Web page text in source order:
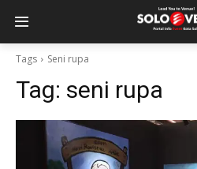
Tags Seni rupa
Tag: seni rupa